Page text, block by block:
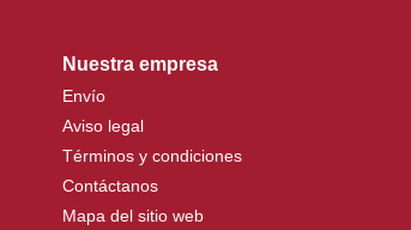
Nuestra empresa
Envío
Aviso legal
Términos y condiciones
Contáctanos
Mapa del sitio web